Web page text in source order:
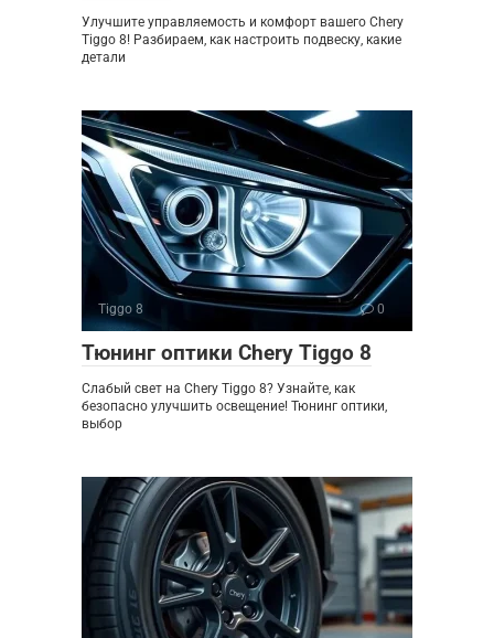
Улучшите управляемость и комфорт вашего Chery
Tiggo 8! Разбираем, как настроить подвеску, какие
детали
Tiggo 8 0
Тюнинг оптики Chery Tiggo 8
Слабый свет на Chery Tiggo 8? Узнайте, как
безопасно улучшить освещение! Тюнинг оптики,
выбор